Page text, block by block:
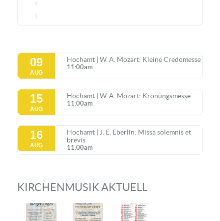
4
5
09
AUG
Hochamt | W. A. Mozart: Kleine Credomesse
11:00am
15
AUG
Hochamt | W. A. Mozart: Krönungsmesse
11:00am
16
AUG
Hochamt | J. E. Eberlin: Missa solemnis et
brevis
11:00am
KIRCHENMUSIK AKTUELL